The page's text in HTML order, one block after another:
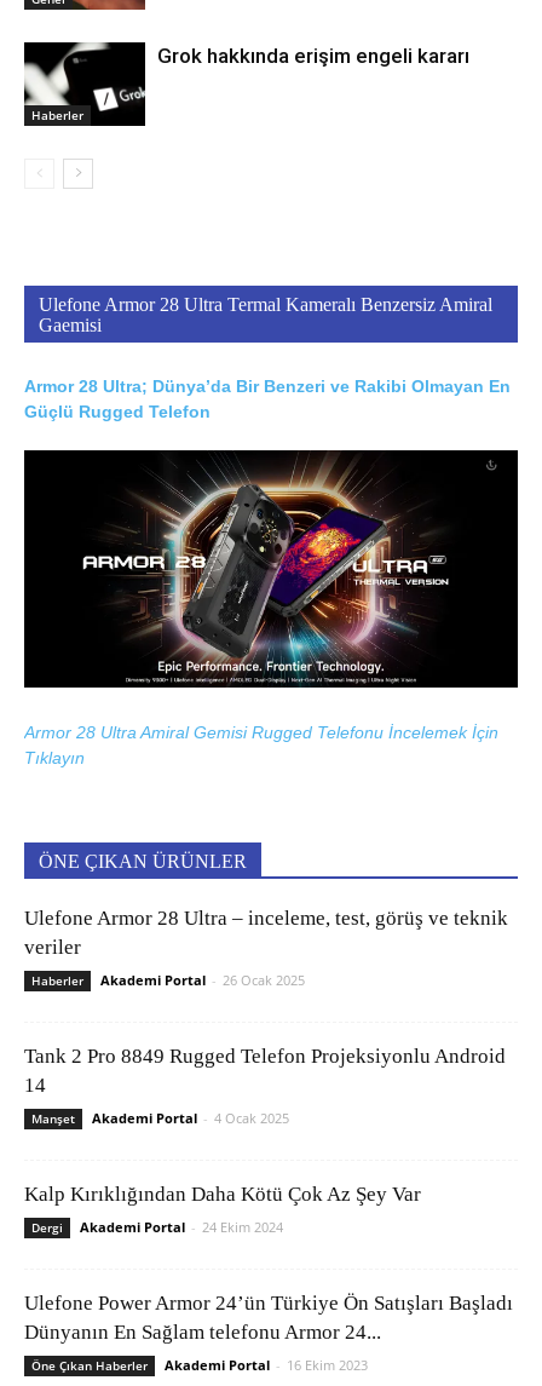
Haberler
Grok hakkında erişim engeli kararı
Ulefone Armor 28 Ultra Termal Kameralı Benzersiz Amiral
Gaemisi
Armor 28 Ultra; Dünya’da Bir Benzeri ve Rakibi Olmayan En
Güçlü Rugged Telefon
Armor 28 Ultra Amiral Gemisi Rugged Telefonu İncelemek İçin
Tıklayın
ÖNE ÇIKAN ÜRÜNLER
Ulefone Armor 28 Ultra – inceleme, test, görüş ve teknik
veriler
Haberler Akademi Portal - 26 Ocak 2025
Tank 2 Pro 8849 Rugged Telefon Projeksiyonlu Android
14
Manşet Akademi Portal - 4 Ocak 2025
Kalp Kırıklığından Daha Kötü Çok Az Şey Var
Dergi Akademi Portal - 24 Ekim 2024
Ulefone Power Armor 24’ün Türkiye Ön Satışları Başladı
Dünyanın En Sağlam telefonu Armor 24...
Öne Çıkan Haberler Akademi Portal - 16 Ekim 2023